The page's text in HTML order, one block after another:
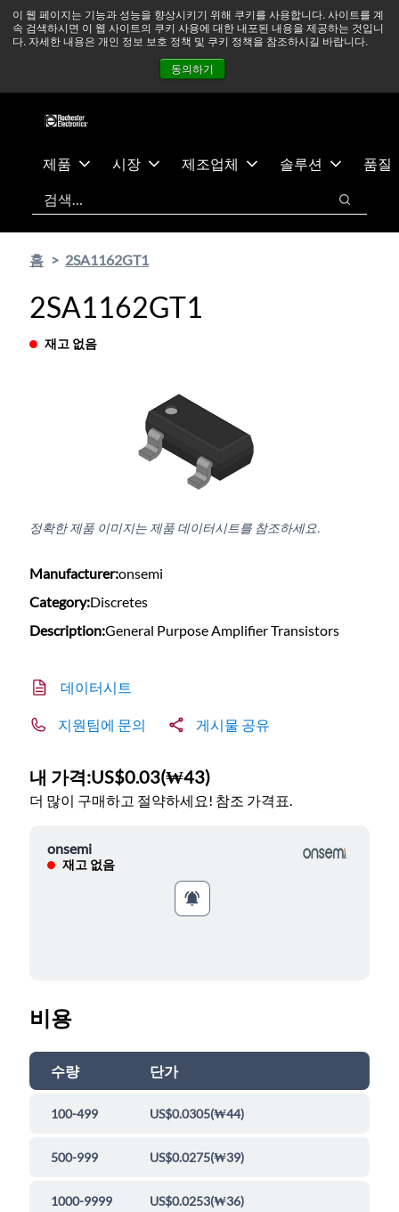
이 웹 페이지는 기능과 성능을 향상시키기 위해 쿠키를 사용합니다. 사이트를 계
속 검색하시면 이 웹 사이트의 쿠키 사용에 대한 내포된 내용을 제공하는 것입니
다. 자세한 내용은 개인 정보 보호 정책 및 쿠키 정책을 참조하시길 바랍니다.
동의하기
츠
건
중동 지역 상황을 지속적으로 주시하고 있으며, 모든 서비스는
정상적으로 운영되고 있습니다. 더 읽어보기 →
뉴스
문의하기
제품 시장 제조업체 솔루션
품질
검색
검색
홈 2SA1162GT1
2SA1162GT1
재고 없음
정확한 제품 이미지는 제품 데이터시트를 참조하세요.
Manufacturer:onsemi
Category:Discretes
Description:General Purpose Amplifier Transistors
데이터시트
지원팀에 문의 게시물 공유
내 가격:US$0.03(₩43)
더 많이 구매하고 절약하세요! 참조 가격표.
onsemi
재고 없음
비용
수량 단가
100-499 US$0.0305(₩44)
500-999 US$0.0275(₩39)
1000-9999 US$0.0253(₩36)